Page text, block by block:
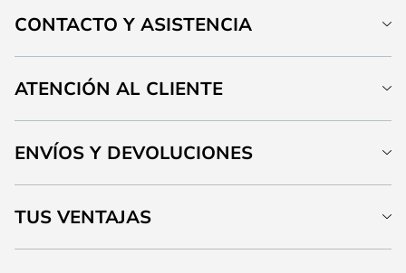
CONTACTO Y ASISTENCIA
ATENCIÓN AL CLIENTE
ENVÍOS Y DEVOLUCIONES
TUS VENTAJAS